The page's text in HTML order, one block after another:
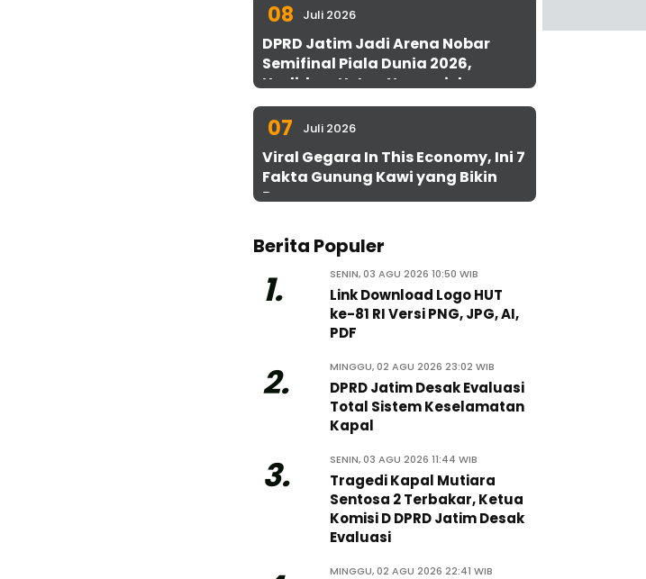
08 Juli 2026
DPRD Jatim Jadi Arena Nobar
Semifinal Piala Dunia 2026,
Hadirkan Uston Nawawi dan
UMKM Gratis untuk 1.000 Warga
07 Juli 2026
Viral Gegara In This Economy, Ini 7
Fakta Gunung Kawi yang Bikin
Penasaran
Berita Populer
1. SENIN, 03 AGU 2026 10:50 WIB
Link Download Logo HUT
ke-81 RI Versi PNG, JPG, AI,
PDF
2. MINGGU, 02 AGU 2026 23:02 WIB
DPRD Jatim Desak Evaluasi
Total Sistem Keselamatan
Kapal
3. SENIN, 03 AGU 2026 11:44 WIB
Tragedi Kapal Mutiara
Sentosa 2 Terbakar, Ketua
Komisi D DPRD Jatim Desak
Evaluasi
MINGGU, 02 AGU 2026 22:41 WIB